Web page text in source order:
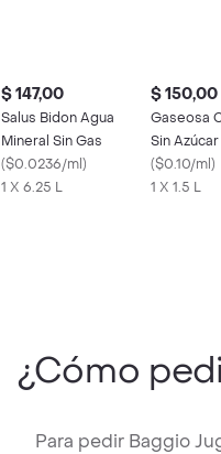
$ 147,00
Salus Bidon Agua
Mineral Sin Gas
($0.0236/ml)
1 X 6.25 L
$ 150,00
Gaseosa
Sin Azúcar
($0.10/ml)
1 X 1.5 L
¿Cómo
Para pedir Baggio